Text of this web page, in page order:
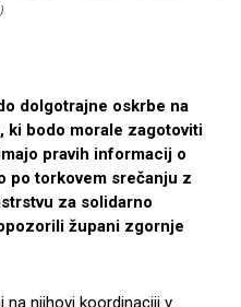
dolgotrajne oskrbe na
ki bodo morale zagotoviti
pravih informacij o
po torkovem srečanju z
za solidarno
župani zgornje
na njihovi koordinaciji v